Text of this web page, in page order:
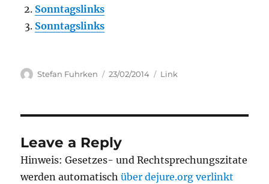
Sonntagslinks
Sonntagslinks
Author
Stefan Fuhrken
Posted
23/02/2014 Categories
Link
Leave a Reply
Hinweis: Gesetzes- und Rechtsprechungszitate
werden automatischüber dejure.org verlinkt